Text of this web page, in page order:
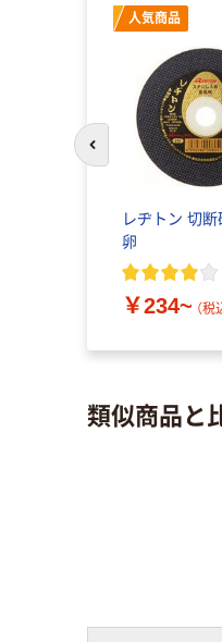
人気商品
レヂトン 切
卵
￥234~ （税
前のスライドへ
類似商品と